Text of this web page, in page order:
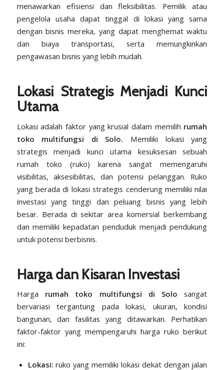
menawarkan efisiensi dan fleksibilitas. Pemilik atau
pengelola usaha dapat tinggal di lokasi yang sama
dengan bisnis mereka, yang dapat menghemat waktu
dan biaya transportasi, serta memungkinkan
pengawasan bisnis yang lebih mudah.
Lokasi Strategis Menjadi Kunci
Utama
Lokasi adalah faktor yang krusial dalam memilih rumah
toko multifungsi di Solo. Memiliki lokasi yang
strategis menjadi kunci utama kesuksesan sebuah
rumah toko (ruko) karena sangat memengaruhi
visibilitas, aksesibilitas, dan potensi pelanggan. Ruko
yang berada di lokasi strategis cenderung memiliki nilai
investasi yang tinggi dan peluang bisnis yang lebih
besar. Berada di sekitar area komersial berkembang
dan memiliki kepadatan penduduk menjadi pendukung
untuk potensi berbisnis.
Harga dan Kisaran Investasi
Harga rumah toko multifungsi di Solo sangat
bervariasi tergantung pada lokasi, ukuran, kondisi
bangunan, dan fasilitas yang ditawarkan. Perhatikan
faktor-faktor yang mempengaruhi harga ruko berikut
ini:
Lokasi:ruko yang memiliki lokasi dekat dengan jalan